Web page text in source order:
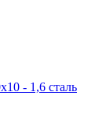
- 1,6 сталь